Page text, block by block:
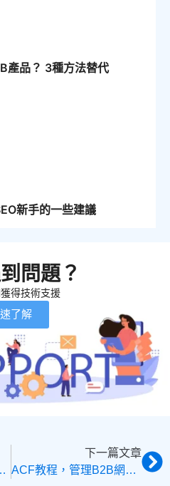
產品？ 3種方法替代
新手的一些建議
問題？
得技術支援
了解
可少的站長工具GSC
下一篇文章
ACF教程，管理B2B網站產品的終極方案，完全取代WooCommerce